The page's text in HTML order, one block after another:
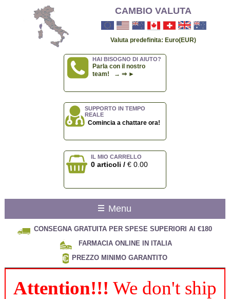
CAMBIO VALUTA
Valuta predefinita: Euro(EUR)
HAI BISOGNO DI AIUTO?
Parla con il nostro
team! → ⇒ ►
SUPPORTO IN TEMPO
REALE
Comincia a chattare ora!
IL MIO CARRELLO
0 articoli /€ 0.00
Menu
CONSEGNA GRATUITA PER SPESE SUPERIORI AI €180
FARMACIA ONLINE IN ITALIA
PREZZO MINIMO GARANTITO
Attention!!! We don't ship